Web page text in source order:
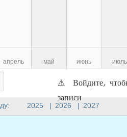
2025 | 2026 | 2027
апрель май июнь июль
⚠ Войдите,
записи